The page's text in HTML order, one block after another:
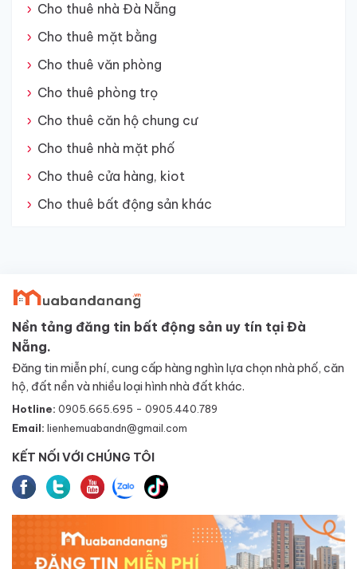
Cho thuê nhà Đà Nẵng
Cho thuê mặt bằng
Cho thuê văn phòng
Cho thuê phòng trọ
Cho thuê căn hộ chung cư
Cho thuê nhà mặt phố
Cho thuê cửa hàng, kiot
Cho thuê bất động sản khác
Nền tảng đăng tin bất động sản uy tín tại Đà
Nẵng.
Đăng tin miễn phí, cung cấp hàng nghìn lựa chọn nhà phố, căn
hộ, đất nền và nhiều loại hình nhà đất khác.
Hotline: 0905.665.695 - 0905.440.789
Email: lienhemuabandn@gmail.com
KẾT NỐI VỚI CHÚNG TÔI